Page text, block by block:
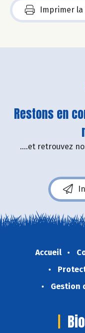
Imprimer
Restons en
....et retrouvez
Accueil
Gestion